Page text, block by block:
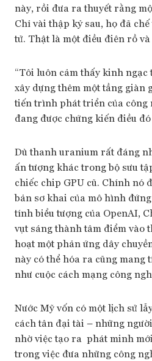
này, rồi đưa ra thuyết rằng
Chỉ vài thập kỷ sau, họ đã
tử. Thật là một điều điên rồ
“Tôi luôn cảm thấy kinh ngạc
xây dựng thêm một tầng giàn
tiến trình phát triển của công
đang được chứng kiến điều
Dù thanh uranium rất đáng
ấn tượng khác trong bộ sưu
chiếc chip GPU cũ. Chính nó
bản sơ khai của mô hình
tính biểu tượng của OpenAI,
vụt sáng thành tâm điểm vào
hoạt một phản ứng dây
này có thể hóa ra cũng mang
như cuộc cách mạng công
Nước Mỹ vốn có một lịch sử
cách tân đại tài – những
nhờ việc tạo ra phát minh
trong việc đưa những công